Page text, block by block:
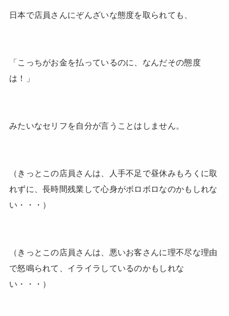
日本で店員さんにぞんざいな態度を取られても、
「こっちがお金を払っているのに、なんだその態度
は！」
みたいなセリフを自分が言うことはしません。
（きっとこの店員さんは、人手不足で昼休みもろくに取
れずに、長時間残業して心身がボロボロなのかもしれな
い・・・）
（きっとこの店員さんは、悪いお客さんに理不尽な理由
で怒鳴られて、イライラしているのかもしれな
い・・・）